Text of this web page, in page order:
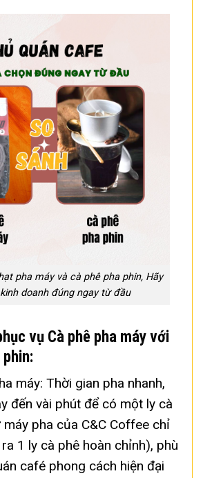
pha máy và cà phê pha phin, Hãy
doanh đúng ngay từ đầu
vụ Cà phê pha máy với
máy: Thời gian pha nhanh,
đến vài phút để có một ly cà
pha của C&C Coffee chỉ
1 ly cà phê hoàn chỉnh), phù
café phong cách hiện đại